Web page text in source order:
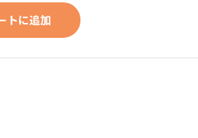
トに追加